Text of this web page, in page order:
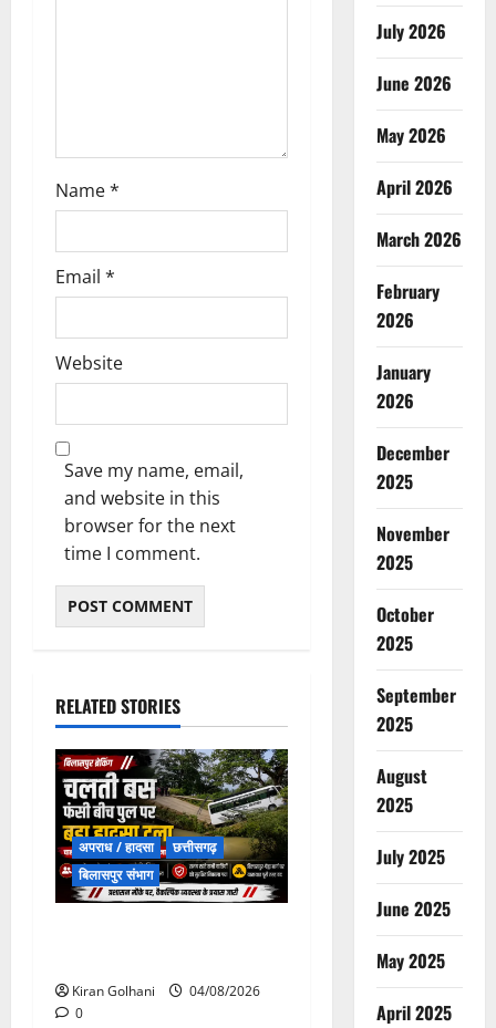
Name*
Email *
Website
Save my name, email,
and website in this
browser for the next
time I comment.
RELATED STORIES
अपराध / हादसा
छत्तीसगढ़
बिलासपुर संभाग
Kiran Golhani
04/08/2026
0
July 2026
June 2026
May 2026
April 2026
March 2026
February
2026
January
2026
December
2025
November
2025
October
2025
September
2025
August
2025
July 2025
June 2025
May 2025
April 2025